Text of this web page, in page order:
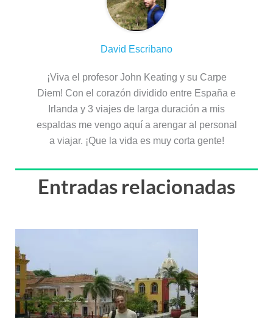
David Escribano
¡Viva el profesor John Keating y su Carpe
Diem! Con el corazón dividido entre España e
Irlanda y 3 viajes de larga duración a mis
espaldas me vengo aquí a arengar al personal
a viajar. ¡Que la vida es muy corta gente!
Entradas relacionadas